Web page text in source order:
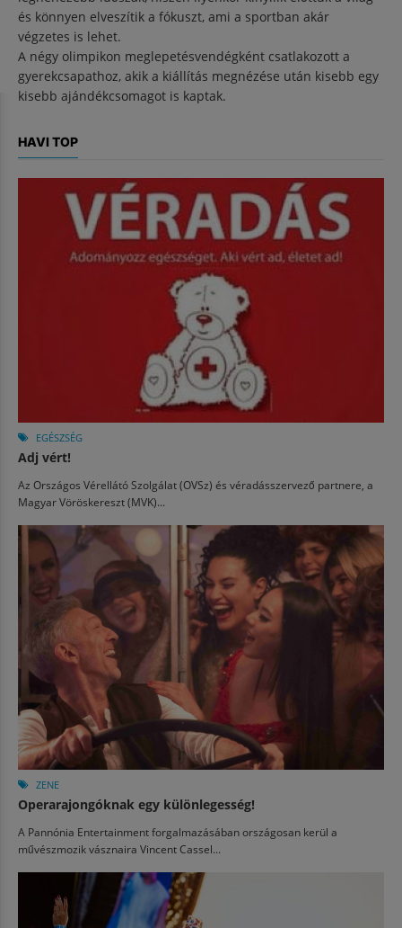
és könnyen elveszítik a fókuszt, ami a sportban akár
végzetes is lehet.
A négy olimpikon meglepetésvendégként csatlakozott a
gyerekcsapathoz, akik a kiállítás megnézése után kisebb egy
kisebb ajándékcsomagot is kaptak.
HAVI TOP
EGÉSZSÉG
Adj vért!
Az Országos Vérellátó Szolgálat (OVSz) és véradásszervező partnere, a
Magyar Vöröskereszt (MVK)...
ZENE
Operarajongóknak egy különlegesség!
A Pannónia Entertainment forgalmazásában országosan kerül a
művészmozik vásznaira Vincent Cassel...